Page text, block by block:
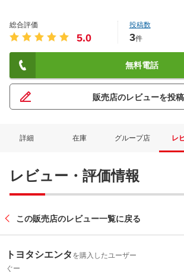
総合評価
5.0
投稿数
3件
無料電話
販売店のレビューを投
詳細 在庫 グループ店 レ
レビュー・評価情報
この販売店のレビュー一覧に戻る
トヨタシエンタ を購入したユーザー
ぐー